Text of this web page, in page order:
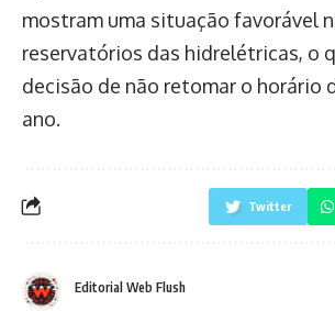
mostram uma situação favorável
reservatórios das hidrelétricas, o
decisão de não retomar o horário
ano.
Twitter
Editorial Web Flush